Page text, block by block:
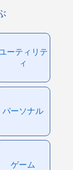
ーティリテ
ィ
パーソナル
ゲーム